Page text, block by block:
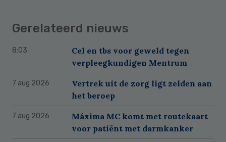
Gerelateerd nieuws
8:03
Cel en tbs voor geweld tegen
verpleegkundigen Mentrum
7 aug 2026
Vertrek uit de zorg ligt zelden aan
het beroep
7 aug 2026
Máxima MC komt met routekaart
voor patiënt met darmkanker